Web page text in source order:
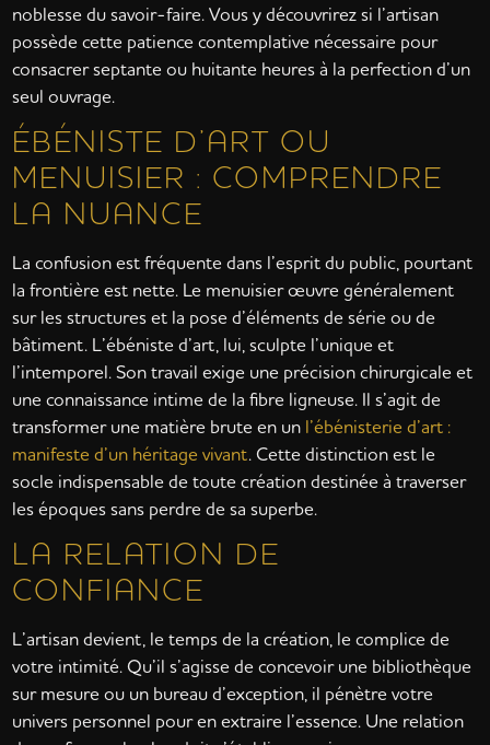
noblesse du savoir-faire. Vous y découvrirez si l’artisan
possède cette patience contemplative nécessaire pour
consacrer septante ou huitante heures à la perfection d’un
seul ouvrage.
ÉBÉNISTE D’ART OU
MENUISIER : COMPRENDRE
LA NUANCE
La confusion est fréquente dans l’esprit du public, pourtant
la frontière est nette. Le menuisier œuvre généralement
sur les structures et la pose d’éléments de série ou de
bâtiment. L’ébéniste d’art, lui, sculpte l’unique et
l’intemporel. Son travail exige une précision chirurgicale et
une connaissance intime de la fibre ligneuse. Il s’agit de
transformer une matière brute en un l’ébénisterie d’art :
manifeste d’un héritage vivant. Cette distinction est le
socle indispensable de toute création destinée à traverser
les époques sans perdre de sa superbe.
LA RELATION DE
CONFIANCE
L’artisan devient, le temps de la création, le complice de
votre intimité. Qu’il s’agisse de concevoir une bibliothèque
sur mesure ou un bureau d’exception, il pénètre votre
univers personnel pour en extraire l’essence. Une relation